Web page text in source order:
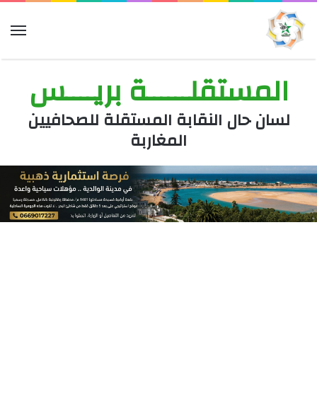
المستقلــــــة بريــــس
لسان حال النقابة المستقلة للصحافيين
المغاربة